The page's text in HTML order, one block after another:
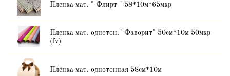
Пленка мат. " Флирт " 58*10м*65мкр
Пленка мат. однотон." Фаворит" 50см*10м 50мкр
(fv)
Плёнка мат. однотонная 58см*10м